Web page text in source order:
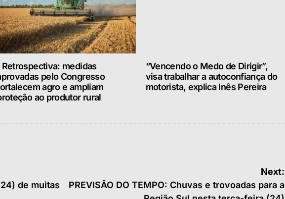
Retrospectiva: medidas
pelo Congresso
agro e ampliam
ao produtor rural
“Vencendo o Medo de Dirigir”,
visa trabalhar a autoconfiança do
motorista, explica Inês Pereira
de muitas
Next:
PREVISÃO DO TEMPO: Chuvas e trovoadas para a